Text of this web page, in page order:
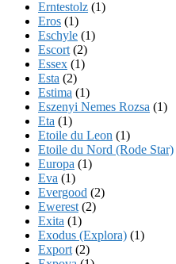
Erntestolz (1)
Eros (1)
Eschyle (1)
Escort (2)
Essex (1)
Esta (2)
Estima (1)
Eszenyi Nemes Rozsa (1)
Eta (1)
Etoile du Leon (1)
Etoile du Nord (Rode Star)
Europa (1)
Eva (1)
Evergood (2)
Ewerest (2)
Exita (1)
Exodus (Explora) (1)
Export (2)